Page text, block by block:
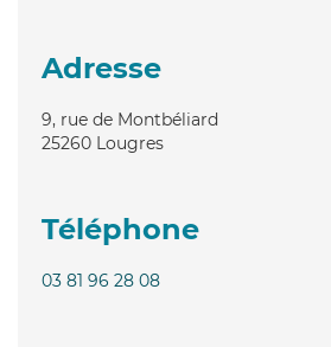
Adresse
9, rue de Montbéliard
25260 Lougres
Téléphone
03 81 96 28 08